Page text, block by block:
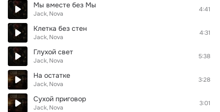
Мы вместе без Мы
Jack Nova
4:41
Клетка без стен
Jack Nova
4:31
Глухой свет
Jack Nova
5:38
На остатке
Jack Nova
3:28
Сухой приговор
Jack Nova
3:01